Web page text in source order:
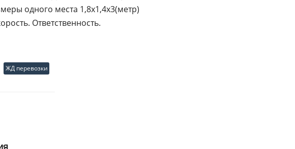
одного места 1,8х1,4х3(метр)
Ответственность.
ЖД перевозки